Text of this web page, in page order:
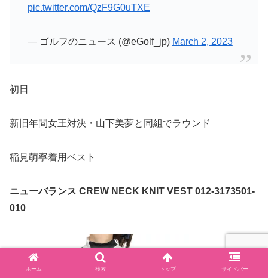
pic.twitter.com/QzF9G0uTXE
— ゴルフのニュース (@eGolf_jp) March 2, 2023
初日
新旧年間女王対決・山下美夢と同組でラウンド
稲見萌寧着用ベスト
ニューバランス CREW NECK KNIT VEST 012-3173501-
010
ホーム 検索 トップ サイドバー